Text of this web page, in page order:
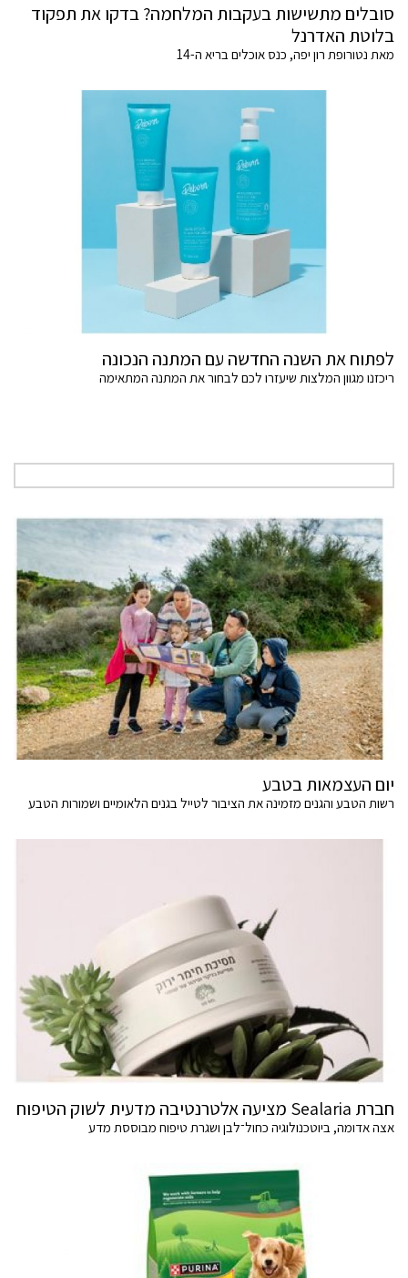
סובלים מתשישות בעקבות המלחמה? בדקו את תפקוד
בלוטת האדרנל
מאת נטורופת רון יפה, כנס אוכלים בריא ה-14
לפתוח את השנה החדשה עם המתנה הנכונה
ריכזנו מגוון המלצות שיעזרו לכם לבחור את המתנה המתאימה
יום העצמאות בטבע
רשות הטבע והגנים מזמינה את הציבור לטייל בגנים הלאומיים ושמורות הטבע
חברת Sealaria מציעה אלטרנטיבה מדעית לשוק הטיפוח
אצה אדומה, ביוטכנולוגיה כחול־לבן ושגרת טיפוח מבוססת מדע